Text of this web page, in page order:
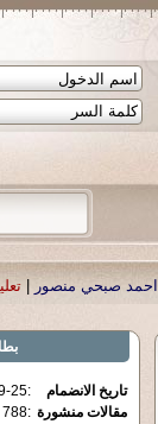
تعليق: شكرا جزيلا
تاريخ الانضمام :
25
مقالات منشورة :
788